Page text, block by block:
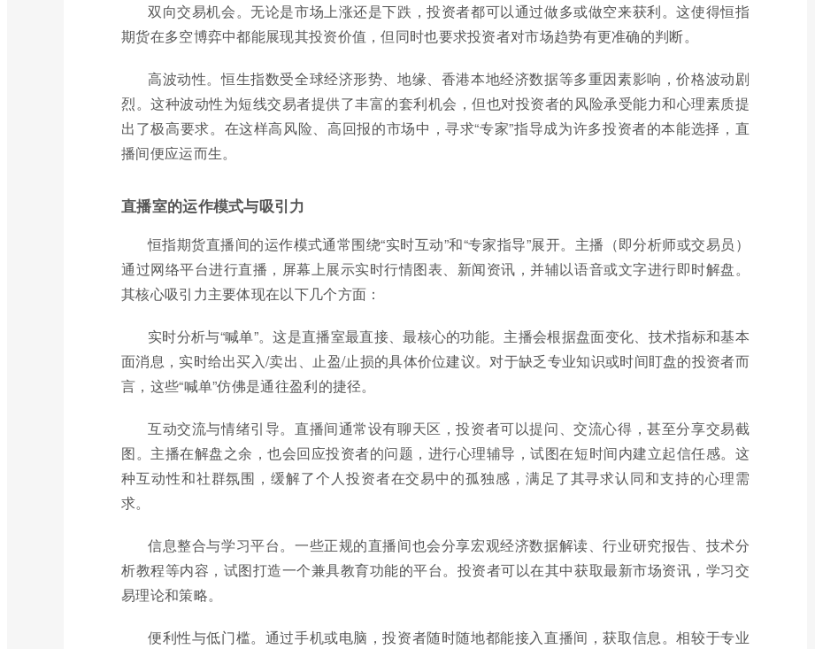
双向交易机会。无论是市场上涨还是下跌，投资者都可以通过做多或做空来获利。这使得恒指
期货在多空博弈中都能展现其投资价值，但同时也要求投资者对市场趋势有更准确的判断。
高波动性。恒生指数受全球经济形势、地缘、香港本地经济数据等多重因素影响，价格波动剧
烈。这种波动性为短线交易者提供了丰富的套利机会，但也对投资者的风险承受能力和心理素质提
出了极高要求。在这样高风险、高回报的市场中，寻求“专家”指导成为许多投资者的本能选择，直
播间便应运而生。
直播室的运作模式与吸引力
恒指期货直播间的运作模式通常围绕“实时互动”和“专家指导”展开。主播（即分析师或交易员）
通过网络平台进行直播，屏幕上展示实时行情图表、新闻资讯，并辅以语音或文字进行即时解盘。
其核心吸引力主要体现在以下几个方面：
实时分析与“喊单”。这是直播室最直接、最核心的功能。主播会根据盘面变化、技术指标和基本
面消息，实时给出买入/卖出、止盈/止损的具体价位建议。对于缺乏专业知识或时间盯盘的投资者而
言，这些“喊单”仿佛是通往盈利的捷径。
互动交流与情绪引导。直播间通常设有聊天区，投资者可以提问、交流心得，甚至分享交易截
图。主播在解盘之余，也会回应投资者的问题，进行心理辅导，试图在短时间内建立起信任感。这
种互动性和社群氛围，缓解了个人投资者在交易中的孤独感，满足了其寻求认同和支持的心理需
求。
信息整合与学习平台。一些正规的直播间也会分享宏观经济数据解读、行业研究报告、技术分
析教程等内容，试图打造一个兼具教育功能的平台。投资者可以在其中获取最新市场资讯，学习交
易理论和策略。
便利性与低门槛。通过手机或电脑，投资者随时随地都能接入直播间，获取信息。相较于专业